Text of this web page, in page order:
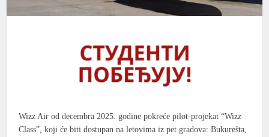
Wizz Air od decembra 2025. godine pokreće pilot-projekat “Wizz
Class”, koji će biti dostupan na letovima iz pet gradova: Bukurešta,